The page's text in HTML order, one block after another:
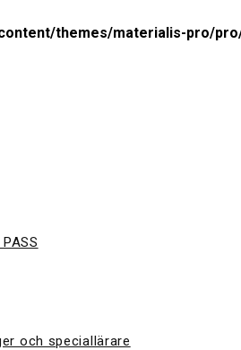
themes/materialis-pro/
och speciallärare